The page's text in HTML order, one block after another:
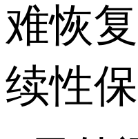
难恢
续性保